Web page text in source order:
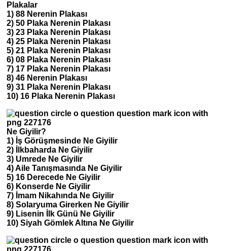
Plakalar
1) 88 Nerenin Plakası
2) 50 Plaka Nerenin Plakası
3) 23 Plaka Nerenin Plakası
4) 25 Plaka Nerenin Plakası
5) 21 Plaka Nerenin Plakası
6) 08 Plaka Nerenin Plakası
7) 17 Plaka Nerenin Plakası
8) 46 Nerenin Plakası
9) 31 Plaka Nerenin Plakası
10) 16 Plaka Nerenin Plakası
Ne Giyilir?
1) İş Görüşmesinde Ne Giyilir
2) İlkbaharda Ne Giyilir
3) Umrede Ne Giyilir
4) Aile Tanışmasında Ne Giyilir
5) 16 Derecede Ne Giyilir
6) Konserde Ne Giyilir
7) İmam Nikahında Ne Giyilir
8) Solaryuma Girerken Ne Giyilir
9) Lisenin İlk Günü Ne Giyilir
10) Siyah Gömlek Altına Ne Giyilir